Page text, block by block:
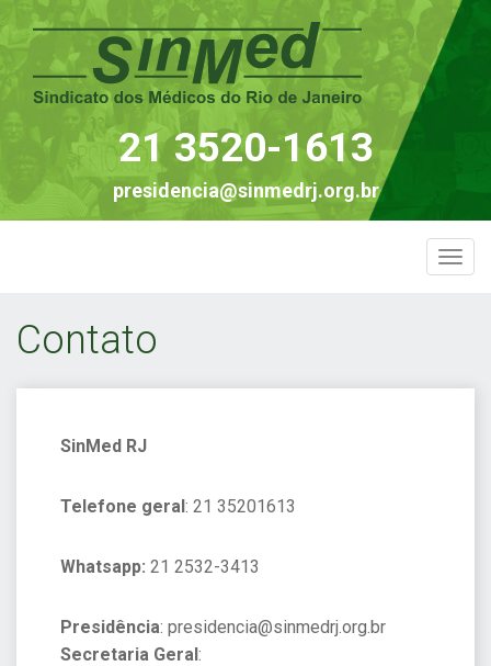
21 3520-1613
presidencia@sinmedrj.org.br
Contato
SinMed RJ
Telefone geral: 21 35201613
Whatsapp: 21 2532-3413
Presidência: presidencia@sinmedrj.org.br
Secretaria Geral: